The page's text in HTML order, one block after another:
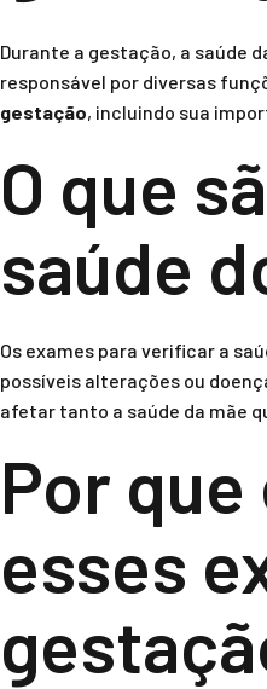
Durante a gestação, a saúde
responsável por diversas
gestação, incluindo sua
O que
saúde
Os exames para verificar a
possíveis alterações ou
afetar tanto a saúde da mãe
Por
esses